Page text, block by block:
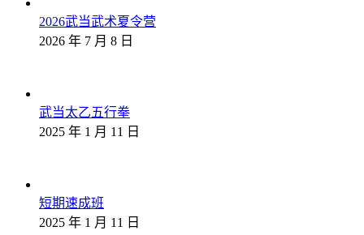
2026武当武术夏令营
2026 年 7 月 8 日
武当太乙五行拳
2025 年 1 月 11 日
短期速成班
2025 年 1 月 11 日